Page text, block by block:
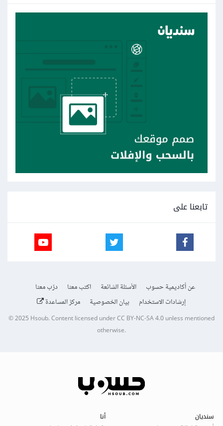
تابعنا على
عن أكاديمية حسوب الأسئلة الشائعة اكتب معنا
درّب معنا
إرشادات الاستخدام
بيان الخصوصية مركز المساعدة
© 2025Hsoub.Content licensed underCC BY-NC-SA 4.0unless mentioned
otherwise.